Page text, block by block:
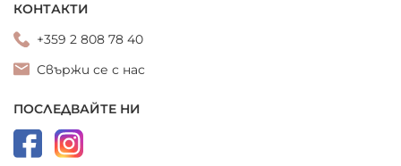
КОНТАКТИ
+359 2 808 78 40
Свържи се с нас
ПОСЛЕДВАЙТЕ НИ